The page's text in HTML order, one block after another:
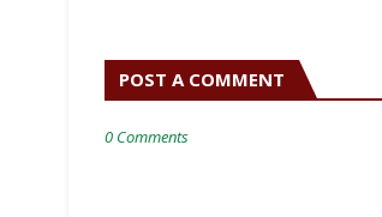
POST A COMMENT
0 Comments